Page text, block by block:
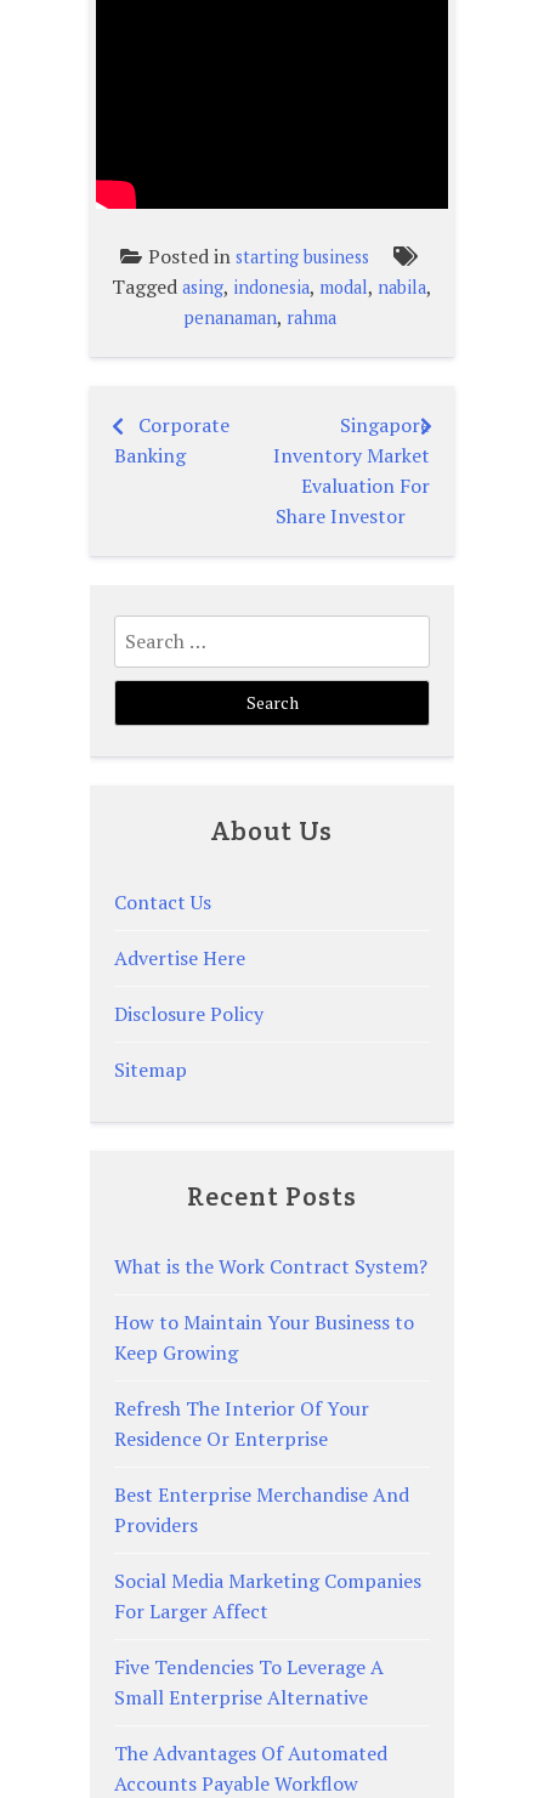
Posted in starting business
Tagged asing, indonesia, modal, nabila,
penanaman, rahma
Post
Corporate
Banking
Singapore
Inventory Market
Evaluation For
Share Investor
Search
for:
About Us
Contact Us
Advertise Here
Disclosure Policy
Sitemap
Recent Posts
What is the Work Contract System?
How to Maintain Your Business to
Keep Growing
Refresh The Interior Of Your
Residence Or Enterprise
Best Enterprise Merchandise And
Providers
Social Media Marketing Companies
For Larger Affect
Five Tendencies To Leverage A
Small Enterprise Alternative
The Advantages Of Automated
Accounts Payable Workflow